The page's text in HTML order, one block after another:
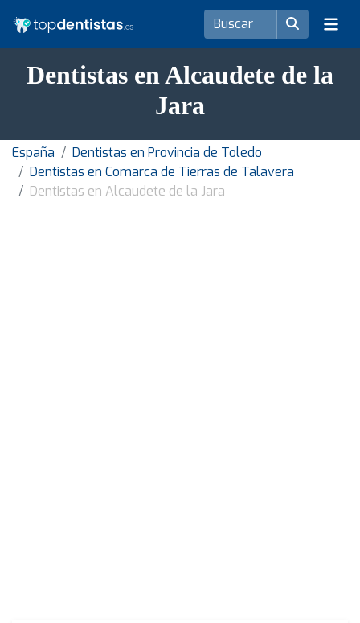
Dentistas en Alcaudete de la
Jara
España
Dentistas en Provincia de Toledo
Dentistas en Comarca de Tierras de Talavera
Dentistas en Alcaudete de la Jara